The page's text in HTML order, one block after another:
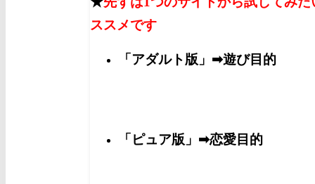
ススメです
「アダルト版」➡遊び目的
「ピュア版」➡恋愛目的